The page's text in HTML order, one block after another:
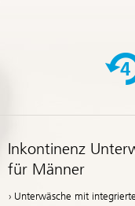
Inkontinenz
für Männer
Unterwäsche mit